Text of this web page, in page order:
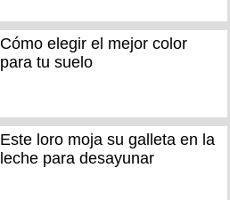
Cómo elegir el mejor color
para tu suelo
Este loro moja su galleta en la
leche para desayunar